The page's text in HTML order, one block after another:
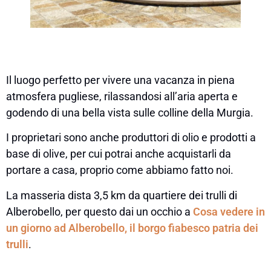
Il luogo perfetto per vivere una vacanza in piena
atmosfera pugliese, rilassandosi all’aria aperta e
godendo di una bella vista sulle colline della Murgia.
I proprietari sono anche produttori di olio e prodotti a
base di olive, per cui potrai anche acquistarli da
portare a casa, proprio come abbiamo fatto noi.
La masseria dista 3,5 km da quartiere dei trulli di
Alberobello, per questo dai un occhio a Cosa vedere in
un giorno ad Alberobello, il borgo fiabesco patria dei
trulli.